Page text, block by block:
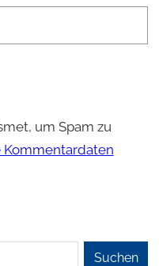
um Spam zu
Kommentardaten
Suchen